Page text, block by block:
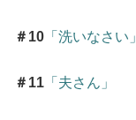
＃10 「洗いなさい」
＃11 「夫さん」